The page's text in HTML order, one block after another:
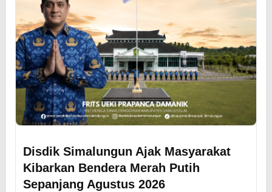
Disdik Simalungun Ajak Masyarakat
Kibarkan Bendera Merah Putih
Sepanjang Agustus 2026